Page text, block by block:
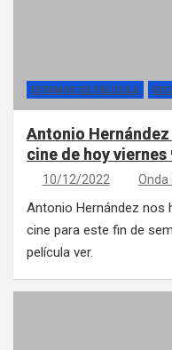
ESTAMOS DE PELÍCULA
Antonio
cine de hoy
10/12/2022 Onda
Antonio Hernández nos
cine para este fin de
película ver.